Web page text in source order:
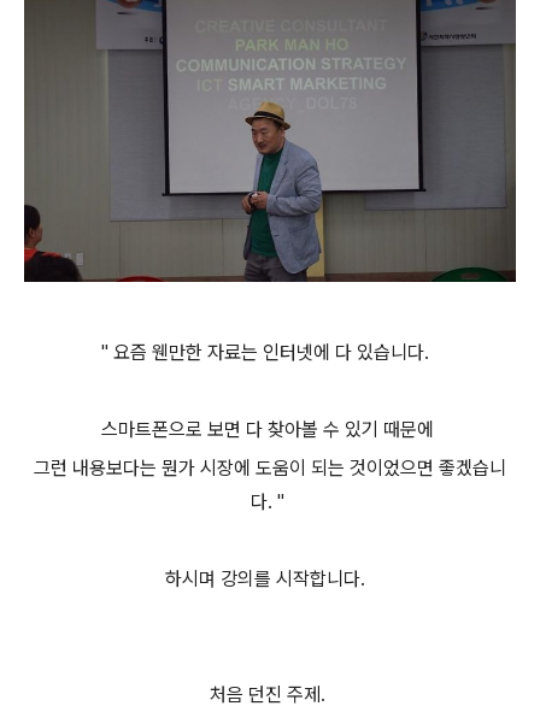
" 요즘 웬만한 자료는 인터넷에 다 있습니다.
스마트폰으로 보면 다 찾아볼 수 있기 때문에
그런 내용보다는 뭔가 시장에 도움이 되는 것이었으면 좋겠습니
다. "
하시며 강의를 시작합니다.
처음 던진 주제.